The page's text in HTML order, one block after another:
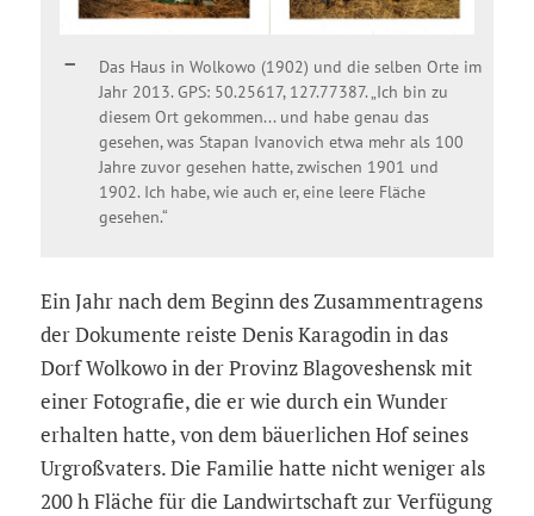
Das Haus in Wolkowo (1902) und die selben Orte im
Jahr 2013. GPS: 50.25617, 127.77387. „Ich bin zu
diesem Ort gekommen... und habe genau das
gesehen, was Stapan Ivanovich etwa mehr als 100
Jahre zuvor gesehen hatte, zwischen 1901 und
1902. Ich habe, wie auch er, eine leere Fläche
gesehen.“
Ein Jahr nach dem Beginn des Zusammentragens
der Dokumente reiste Denis Karagodin in das
Dorf Wolkowo in der Provinz Blagoveshensk mit
einer Fotografie, die er wie durch ein Wunder
erhalten hatte, von dem bäuerlichen Hof seines
Urgroßvaters. Die Familie hatte nicht weniger als
200 h Fläche für die Landwirtschaft zur Verfügung